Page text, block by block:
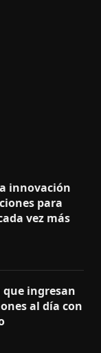
innovación
para
vez más
ingresan
al día con